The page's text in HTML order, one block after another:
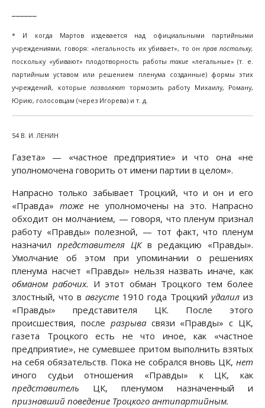
* И когда Мартов издевается над официальными партийными
учреждениями, говоря: «легальность их убивает», то он прав постольку,
поскольку «убивают» плодотворность работытакие «легальные» (т. е.
партийным уставом или решением пленума созданные) формы этих
учреждений, которые позволяют тормозить работу Михаилу, Роману,
Юрию, голосовцам (через Игорева) и т. д.
54 В. И. ЛЕНИН
Газета» — «частное предприятие» и что она «не
уполномочена говорить от имени партии в целом».
Напрасно только забывает Троцкий, что и он и его
«Правда» тожене уполномочены на это. Напрасно
обходит он молчанием, — говоря, что пленум признал
работу «Правды» полезной, — тот факт, что пленум
назначил представителя ЦКв редакцию «Правды».
Умолчание об этом при упоминании о решениях
пленума насчет «Правды» нельзя назвать иначе, как
обманом рабочих. И этот обман Троцкого тем более
злостный, что в августе 1910 года Троцкий удалил из
«Правды» представителя ЦК. После этого
происшествия, после разрывасвязи «Правды» с ЦК,
газета Троцкого есть не что иное, как «частное
предприятие», не сумевшее притом выполнить взятых
на себя обязательств. Пока не собрался вновь ЦК, нет
иного судьи отношения «Правды» к ЦК, как
представитель ЦК, пленумом назначенный и
признавший поведение Троцкого антипартийным.